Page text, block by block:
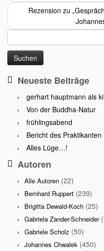
Rezension zu
nach:
Neueste Beiträge
gerhart hauptmann als
Von der Buddha-Natur
frühlingsabend
Bericht des Praktikanten
Alles Lüge…!
Autoren
Alle Autoren (22)
Bernhard Ruppert (239)
Brigitta Dewald-Koch (25)
Gabriela Zander-Schneider
Gabriele Scholz (50)
Johannes Chwalek (450)